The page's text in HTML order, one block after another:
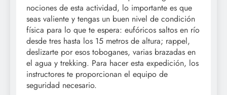
nociones de esta actividad, lo importante es que
seas valiente y tengas un buen nivel de condición
física para lo que te espera: eufóricos saltos en río
desde tres hasta los 15 metros de altura; rappel,
deslizarte por esos toboganes, varias brazadas en
el agua y trekking. Para hacer esta expedición, los
instructores te proporcionan el equipo de
seguridad necesario.